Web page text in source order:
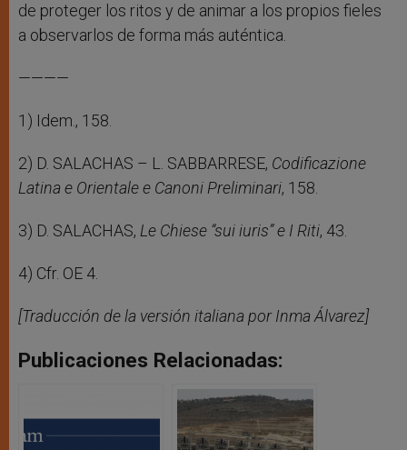
de proteger los ritos y de animar a los propios fieles
a observarlos de forma más auténtica.
————
1) Idem., 158.
2) D. SALACHAS – L. SABBARRESE, Codificazione
Latina e Orientale e Canoni Preliminari, 158.
3) D. SALACHAS, Le Chiese “sui iuris” e I Riti, 43.
4) Cfr. OE 4.
[Traducción de la versión italiana por Inma Álvarez]
Publicaciones Relacionadas: